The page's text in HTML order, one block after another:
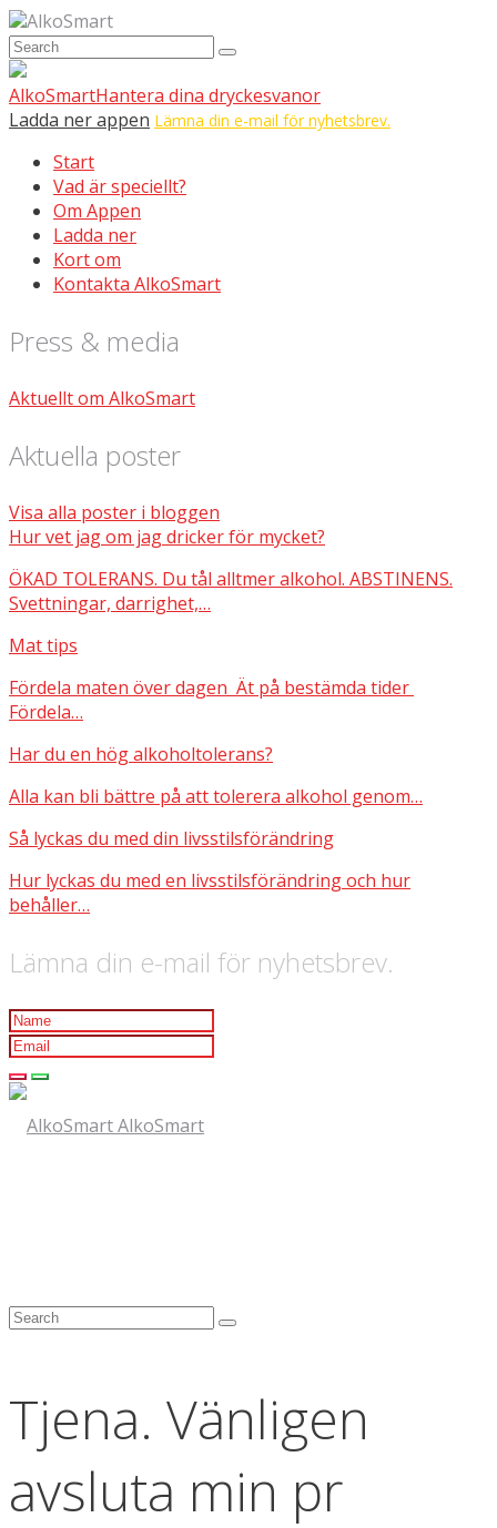
AlkoSmart
AlkoSmartHantera dina dryckesvanor
Ladda ner appen Lämna din e-mail för nyhetsbrev.
Start
Vad är speciellt?
Om Appen
Ladda ner
Kort om
Kontakta AlkoSmart
Press & media
Aktuellt om AlkoSmart
Aktuella poster
Visa alla poster i bloggen
Hur vet jag om jag dricker för mycket?
ÖKAD TOLERANS. Du tål alltmer alkohol. ABSTINENS.
Svettningar, darrighet,…
Mat tips
Fördela maten över dagen Ät på bestämda tider
Fördela…
Har du en hög alkoholtolerans?
Alla kan bli bättre på att tolerera alkohol genom…
Så lyckas du med din livsstilsförändring
Hur lyckas du med en livsstilsförändring och hur
behåller…
Lämna din e-mail för nyhetsbrev.
AlkoSmart
Tjena. Vänligen
avsluta min pr